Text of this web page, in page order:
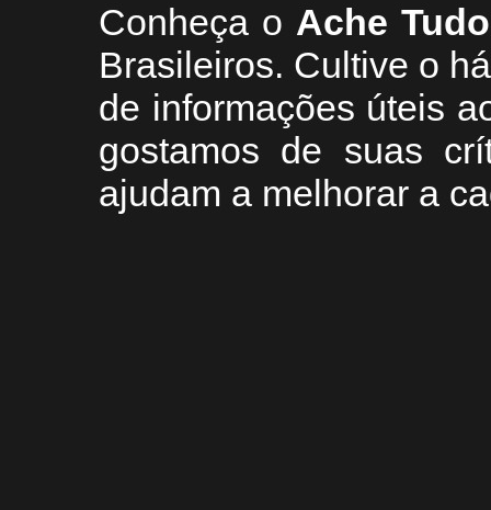
Conheça o Ache
Brasileiros. Cultive o
de informações úteis
gostamos de suas
ajudam a melhorar a